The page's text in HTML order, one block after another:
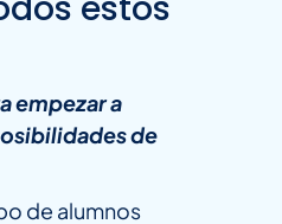
empezar a
de
de alumnos